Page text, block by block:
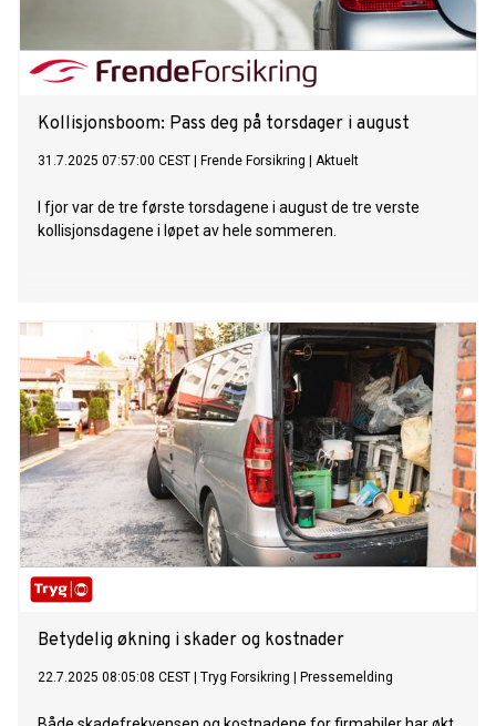
Kollisjonsboom: Pass deg på torsdager i august
31.7.2025 07:57:00 CEST Frende Forsikring Aktuelt
I fjor var de tre første torsdagene i august de tre verste
kollisjonsdagene i løpet av hele sommeren.
Betydelig økning i skader og kostnader
22.7.2025 08:05:08 CEST Tryg Forsikring Pressemelding